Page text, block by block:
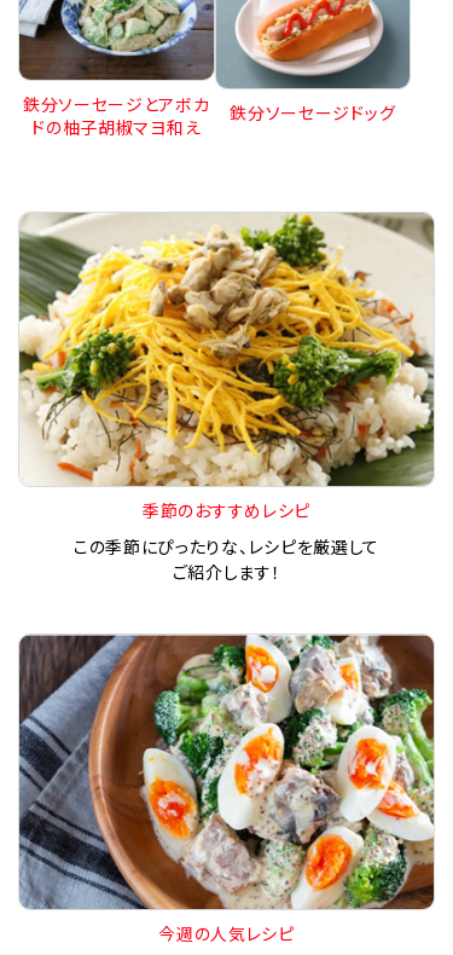
鉄分ソーセージとアボカ
ドの柚子胡椒マヨ和え
鉄分ソーセージドッグ
季節のおすすめレシピ
この季節にぴったりな、レシピを厳選して
ご紹介します！
今週の人気レシピ